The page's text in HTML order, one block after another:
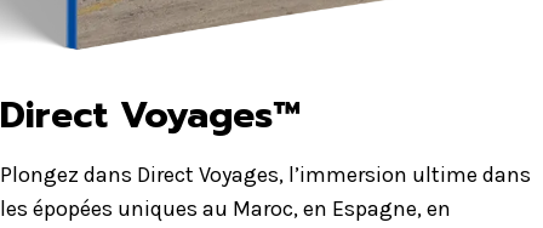
Direct Voyages™
Plongez dans Direct Voyages, l’immersion ultime dans
les épopées uniques au Maroc, en Espagne, en